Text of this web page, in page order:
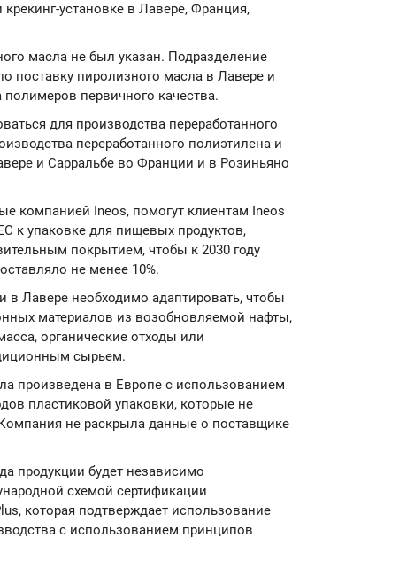
установке в Лавере, Франция,
масла не был указан. Подразделение
поставку пиролизного масла в Лавере и
первичного качества.
для производства переработанного
переработанного полиэтилена и
и Сарральбе во Франции и в Розиньяно
компанией Ineos, помогут клиентам Ineos
к упаковке для пищевых продуктов,
покрытием, чтобы к 2030 году
не менее 10%.
в Лавере необходимо адаптировать, чтобы
материалов из возобновляемой нафты,
органические отходы или
сырьем.
произведена в Европе с использованием
пластиковой упаковки, которые не
не раскрыла данные о поставщике
продукции будет независимо
схемой сертификации
которая подтверждает использование
с использованием принципов